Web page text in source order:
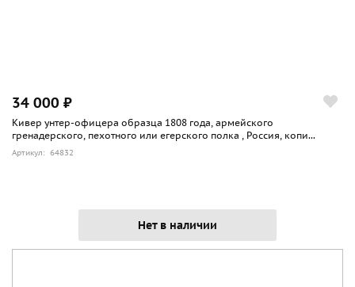
34 000 ₽
Кивер унтер-офицера образца 1808 года, армейского
гренадерского, пехотного или егерского полка , Россия, копи...
Артикул: 64832
Нет в наличии